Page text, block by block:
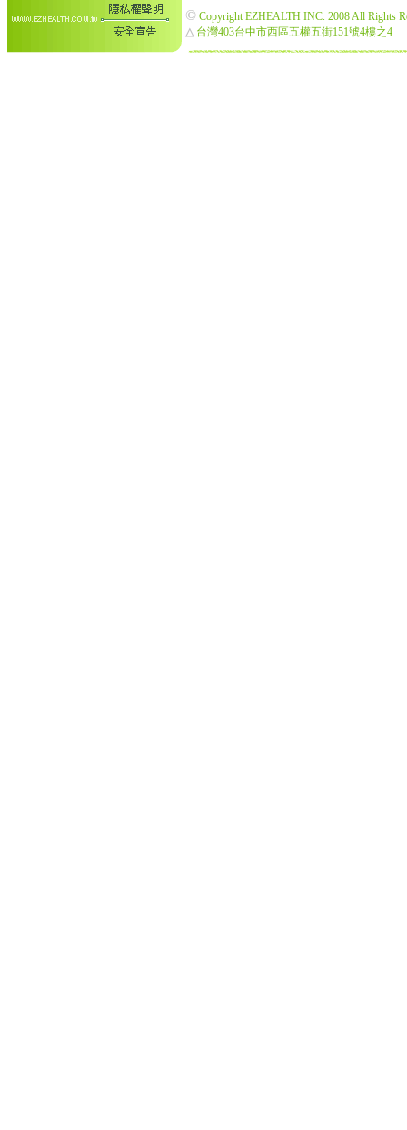
© Copyright EZHEALTH INC. 2008 All Rights
△ 台灣403台中市西區五權五街151號4樓之4